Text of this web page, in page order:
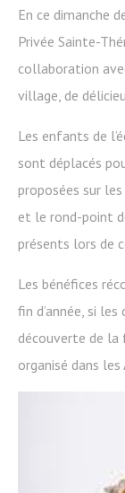
En ce dimanche
Privée Sainte-
collaboration
village, de
Les enfants de
sont déplacés
proposées sur
et le rond-point
présents lors de
Les bénéfices
fin d’année, si
découverte de la
organisé dans les